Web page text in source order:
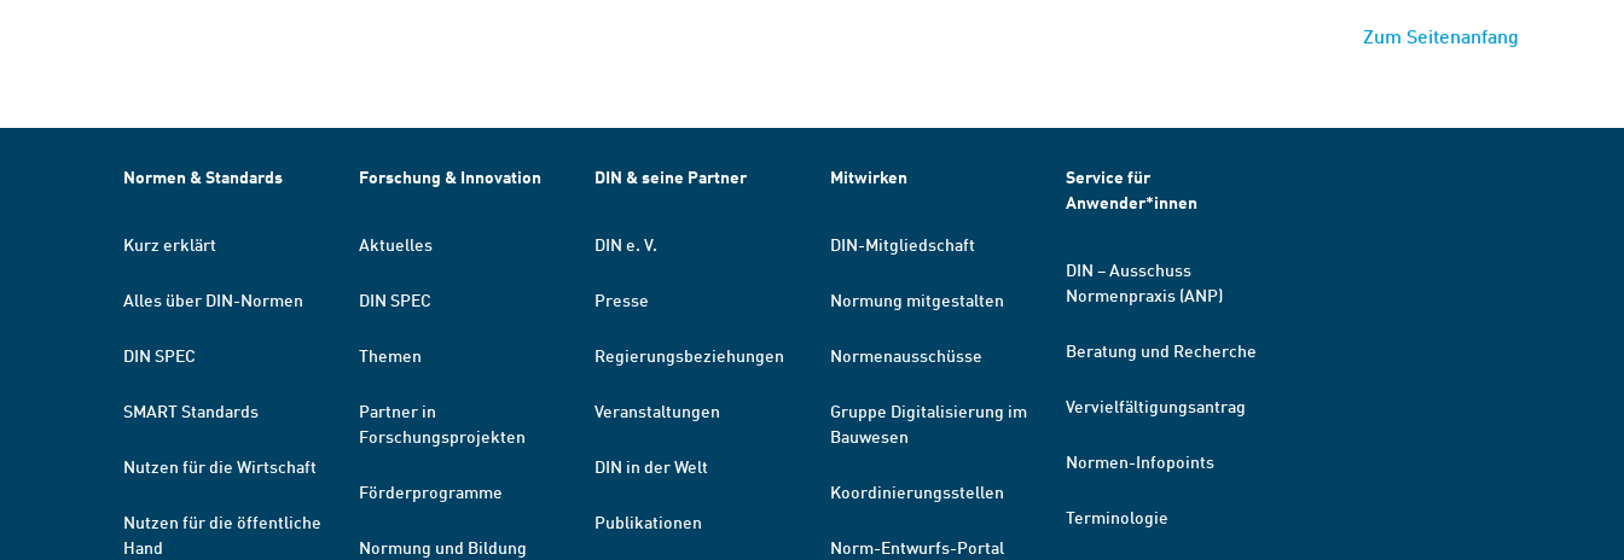
Zum Seitenanfang
Normen & Standards
Kurz erklärt
Alles über DIN-Normen
DIN SPEC
SMART Standards
Nutzen für die Wirtschaft
Nutzen für die öffentliche
Hand
Forschung & Innovation
Aktuelles
DIN SPEC
Themen
Partner in
Forschungsprojekten
Förderprogramme
Normung und Bildung
DIN & seine Partner
DIN e. V.
Presse
Regierungsbeziehungen
Veranstaltungen
DIN in der Welt
Publikationen
Mitwirken
DIN-Mitgliedschaft
Normung mitgestalten
Normenausschüsse
Gruppe Digitalisierung im
Bauwesen
Koordinierungsstellen
Norm-Entwurfs-Portal
Service für
Anwender*innen
DIN – Ausschuss
Normenpraxis (ANP)
Beratung und Recherche
Vervielfältigungsantrag
Normen-Infopoints
Terminologie